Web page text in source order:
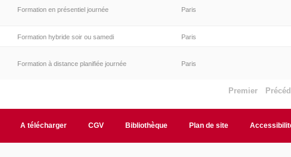
Formation en présentiel journée Paris
Formation hybride soir ou samedi Paris
Formation à distance planifiée journée Paris
Premier
A télécharger CGV Bibliothèque Plan de site